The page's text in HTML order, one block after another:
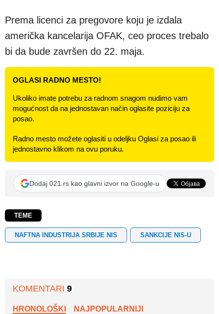
Prema licenci za pregovore koju je izdala
američka kancelarija OFAK, ceo proces trebalo
bi da bude završen do 22. maja.
OGLASI RADNO MESTO!
Ukoliko imate potrebu za radnom snagom nudimo vam
mogućnost da na jednostavan način oglasite poziciju za
posao.
Radno mesto možete oglasiti u odeljku Oglasi za posao ili
jednostavno klikom na ovu poruku.
Dodaj 021.rs kao glavni izvor na Google-u
TEME
NAFTNA INDUSTRIJA SRBIJE NIS SANKCIJE NIS-U
KOMENTARI 9
HRONOLOŠKI NAJPOPULARNIJI